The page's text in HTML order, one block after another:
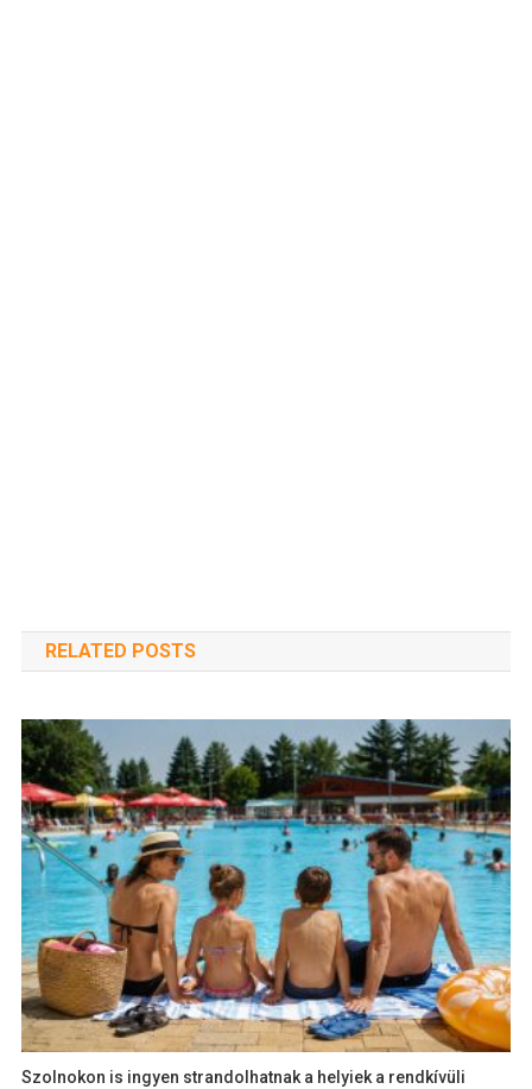
RELATED POSTS
Szolnokon is ingyen strandolhatnak a helyiek a rendkívüli